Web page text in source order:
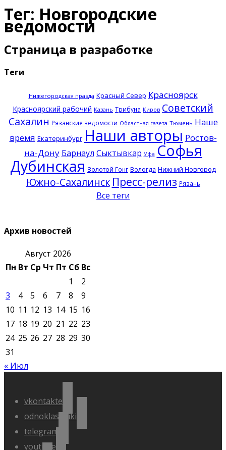
Тег: Новгородские
ведомости
Страница в разработке
Теги
Нижегородская правда Красный Север Красноярск
Красноярский рабочий Казань Трибуна Киров Советский
Сахалин Рязанские ведомости Областная газета Тюмень Наше
время Екатеринбург Наши авторы Ростов-
на-Дону Барнаул Сыктывкар Уфа Софья
Дубинская Золотой Гонг Вологда Нижний Новгород
Южно-Сахалинск Пресс-релиз Рязань
Все теги
Архив новостей
Август 2026
Пн Вт Ср Чт Пт Сб Вс
1
2
3
4 5 6 7 8
9
10 11 12 13 14 15 16
17 18 19 20 21 22 23
24 25 26 27 28 29 30
31
« Июл
vkontakte
odnoklassniki
telegram
youtube